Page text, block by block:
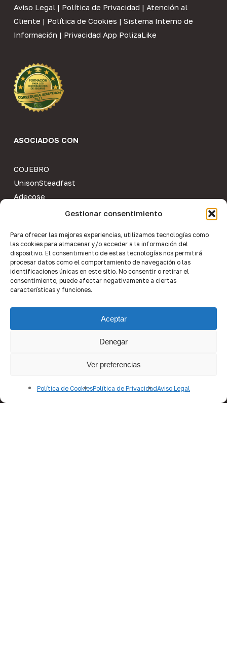
Gestionar consentimiento
Para ofrecer las mejores experiencias, utilizamos tecnologías como
las cookies para almacenar y/o acceder a la información del
dispositivo. El consentimiento de estas tecnologías nos permitirá
procesar datos como el comportamiento de navegación o las
identificaciones únicas en este sitio. No consentir o retirar el
consentimiento, puede afectar negativamente a ciertas
características y funciones.
Aceptar
Denegar
Ver preferencias
Política de CookiesPolítica de PrivacidadAviso Legal
Aviso Legal| Política de Privacidad | Atención al
Cliente | Política de Cookies | Sistema Interno de
Información | Privacidad App PolizaLike
ASOCIADOS CON
COJEBRO
UnisonSteadfast
Adecose
Colegio de Mediadores de Valencia
Aprocose
Aemes
CONTACTO
produccion@quality-brokers.com
SUSCRÍBETE A NEWSLETTER